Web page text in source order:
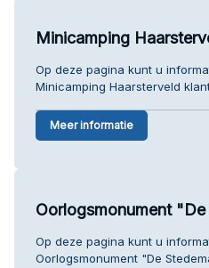
Minicamping
Op deze pagina kunt u
Minicamping Haarsterveld
Meer informatie
Oorlogsmonument
Op deze pagina kunt u
Oorlogsmonument "De